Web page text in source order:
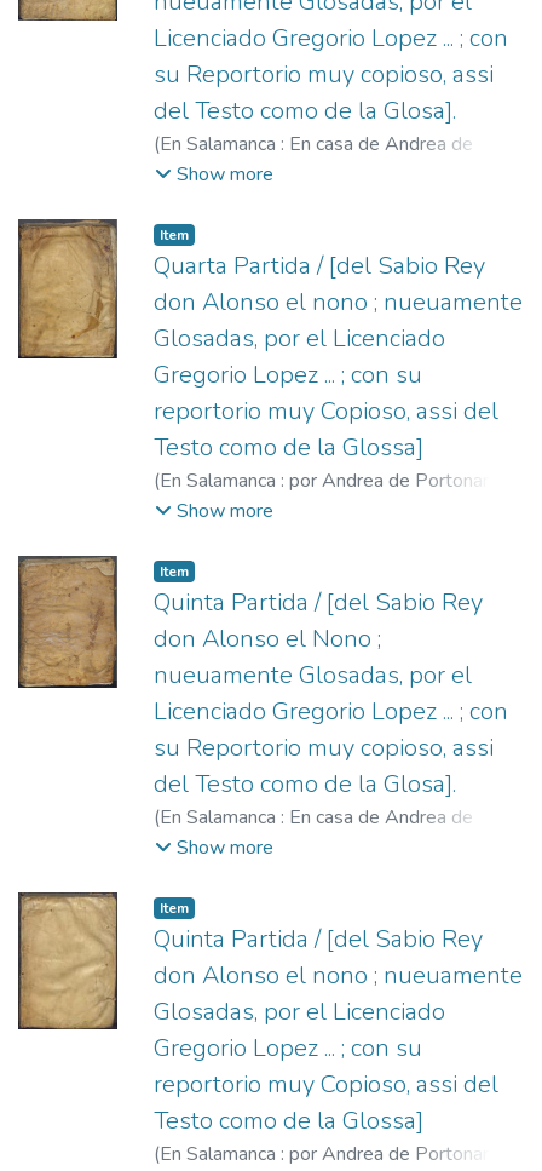
Licenciado Gregorio Lopez ... ; con
su Reportorio muy copioso, assi
del Testo como de la Glosa].
(En Salamanca : En casa de Andrea de
Portonarijs ...,1565
1496?-1560.
1547-1568.
Show more
Item
Quarta Partida / [del Sabio Rey
don Alonso el nono ; nueuamente
Glosadas, por el Licenciado
Gregorio Lopez ... ; con su
reportorio muy Copioso, assi del
Testo como de la Glossa]
(En Salamanca : por Andrea de Portonariis,
1555)Alfonso X, Rey de Castilla, 1221-
Portonariis, Andrea de, fl. 1547-1568.
Show more
Item
Quinta Partida / [del Sabio Rey
don Alonso el Nono ;
nueuamente Glosadas, por el
Licenciado Gregorio Lopez ... ; con
su Reportorio muy copioso, assi
del Testo como de la Glosa].
(En Salamanca : En casa de Andrea de
Portonarijs ...,1565
1496?-1560.
1547-1568.
Show more
Item
Quinta Partida / [del Sabio Rey
don Alonso el nono ; nueuamente
Glosadas, por el Licenciado
Gregorio Lopez ... ; con su
reportorio muy Copioso, assi del
Testo como de la Glossa]
(En Salamanca : por Andrea de Portonariis,